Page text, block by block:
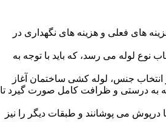
های فعلی و هزینه های نگهداری در
نوع لوله می رسد، که باید با توجه به
انتخاب جنس، لوله کشی ساختمان آغاز
به درستی و ظرافت کامل صورت گیرد تا
درپوش می پوشانند و طبقات دیگر را نیز